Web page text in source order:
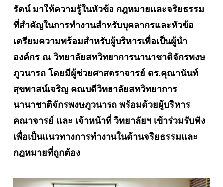
รัตน์ มาให้ความรู้ในหัวข้อ กฎหมายและจริยธรรม
ที่สำคัญในการทำงานสำหรับบุคลากรและหัวข้อ
เตรียมความพร้อมสำหรับผู้บริหารเพื่อเป็นผู้นำ
องค์กร ณ วิทยาลัยสหวิทยาการนานาชาติจักรพงษ
ภูวนารถ โดยมีผู้ช่วยศาสตราจารย์ ดร.คุณานันท์
สุขพาสน์เจริญ คณบดีวิทยาลัยสหวิทยาการ
นานาชาติจักรพงษภูวนารถ พร้อมด้วยผู้บริหาร
คณาจารย์ และ เจ้าหน้าที่ วิทยาลัยฯ เข้าร่วมรับฟัง
เพื่อเป็นแนวทางการทำงานในด้านจริยธรรมและ
กฎหมายที่ถูกต้อง